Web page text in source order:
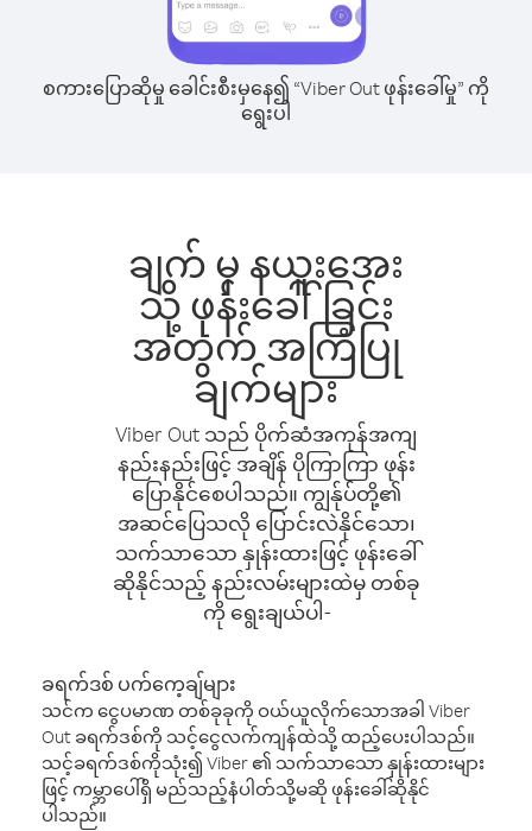
စကားပြောဆိုမှု ခေါင်းစီးမှနေ၍ “Viber Out ဖုန်းခေါ်မှု” ကို
ရွေးပါ
ချက် မှ နယူးအေး
သို့ ဖုန်းခေါ်ခြင်း
အတွက် အကြံပြု
ချက်များ
Viber Out သည် ပိုက်ဆံအကုန်အကျ
နည်းနည်းဖြင့် အချိန် ပိုကြာကြာ ဖုန်း
ပြောနိုင်စေပါသည်။ ကျွန်ုပ်တို့၏
အဆင်ပြေသလို ပြောင်းလဲနိုင်သော၊
သက်သာသော နှုန်းထားဖြင့် ဖုန်းခေါ်
ဆိုနိုင်သည့် နည်းလမ်းများထဲမှ တစ်ခု
ကို ရွေးချယ်ပါ-
ခရက်ဒစ် ပက်ကေ့ချ်များ
သင်က ငွေပမာဏ တစ်ခုခုကို ဝယ်ယူလိုက်သောအခါ Viber
Out ခရက်ဒစ်ကို သင့်ငွေလက်ကျန်ထဲသို့ ထည့်ပေးပါသည်။
သင့်ခရက်ဒစ်ကိုသုံး၍ Viber ၏ သက်သာသော နှုန်းထားများ
ဖြင့် ကမ္ဘာပေါ်ရှိ မည်သည့်နံပါတ်သို့မဆို ဖုန်းခေါ်ဆိုနိုင်
ပါသည်။